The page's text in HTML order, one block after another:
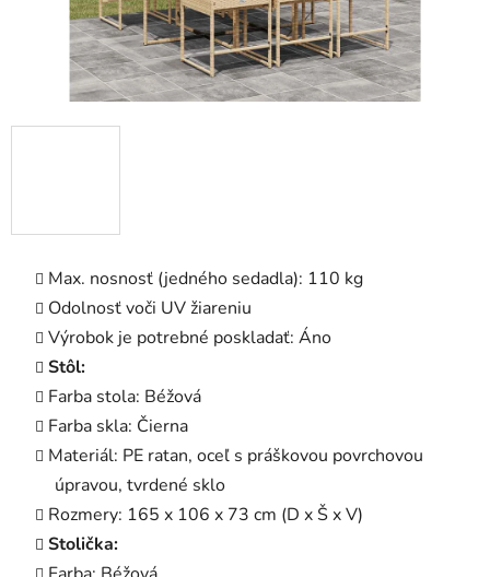
Max. nosnosť (jedného sedadla): 110 kg
Odolnosť voči UV žiareniu
Výrobok je potrebné poskladať: Áno
Stôl:
Farba stola: Béžová
Farba skla: Čierna
Materiál: PE ratan, oceľ s práškovou povrchovou
úpravou, tvrdené sklo
Rozmery: 165 x 106 x 73 cm (D x Š x V)
Stolička: